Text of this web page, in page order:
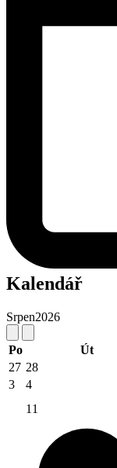
Kalendář
Srpen2026
Po Út
27 28
3
4
11